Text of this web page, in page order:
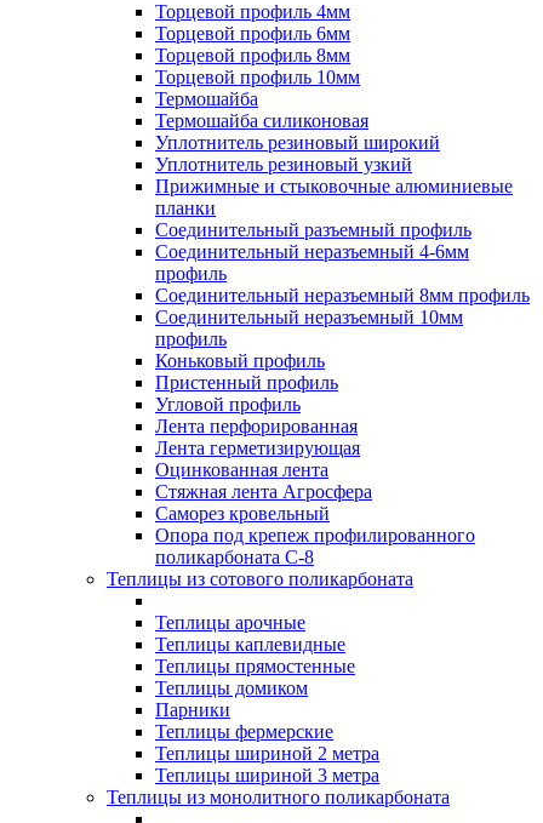
Торцевой профиль 4мм
Торцевой профиль 6мм
Торцевой профиль 8мм
Торцевой профиль 10мм
Термошайба
Термошайба силиконовая
Уплотнитель резиновый широкий
Уплотнитель резиновый узкий
Прижимные и стыковочные алюминиевые
планки
Соединительный разъемный профиль
Соединительный неразъемный 4-6мм
профиль
Соединительный неразъемный 8мм профиль
Соединительный неразъемный 10мм
профиль
Коньковый профиль
Пристенный профиль
Угловой профиль
Лента перфорированная
Лента герметизирующая
Оцинкованная лента
Стяжная лента Агросфера
Саморез кровельный
Опора под крепеж профилированного
поликарбоната С-8
Теплицы из сотового поликарбоната
Теплицы арочные
Теплицы каплевидные
Теплицы прямостенные
Теплицы домиком
Парники
Теплицы фермерские
Теплицы шириной 2 метра
Теплицы шириной 3 метра
Теплицы из монолитного поликарбоната